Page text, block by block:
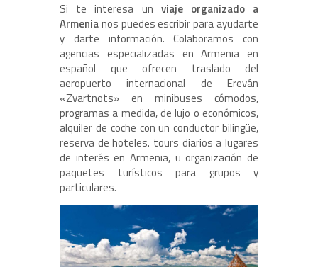
Si te interesa un viaje organizado a
Armenianos puedes escribir para ayudarte
y darte información. Colaboramos con
agencias especializadas en Armenia en
español que ofrecen traslado del
aeropuerto internacional de Ereván
«Zvartnots» en minibuses cómodos,
programas a medida, de lujo o económicos,
alquiler de coche con un conductor bilingüe,
reserva de hoteles. tours diarios a lugares
de interés en Armenia, u organización de
paquetes turísticos para grupos y
particulares.